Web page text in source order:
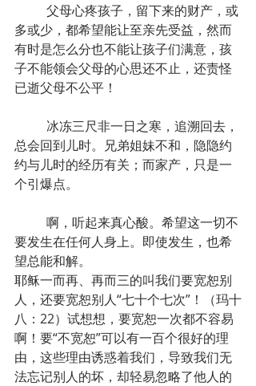
多或少，都希望能让至亲先受益，然而
有时是怎么分也不能让孩子们满意，孩
子不能领会父母的心思还不止，还责怪
已逝父母不公平！
总会回到儿时。兄弟姐妹不和，隐隐约
约与儿时的经历有关；而家产，只是一
个引爆点。
要发生在任何人身上。即使发生，也希
望总能和解。
耶稣一而再、再而三的叫我们要宽恕别
人，还要宽恕别人“七十个七次”！（玛十
八：22）试想想，要宽恕一次都不容易
啊！要“不宽恕”可以有一百个很好的理
由，这些理由诱惑着我们，导致我们无
法忘记别人的坏，却轻易忽略了他人的